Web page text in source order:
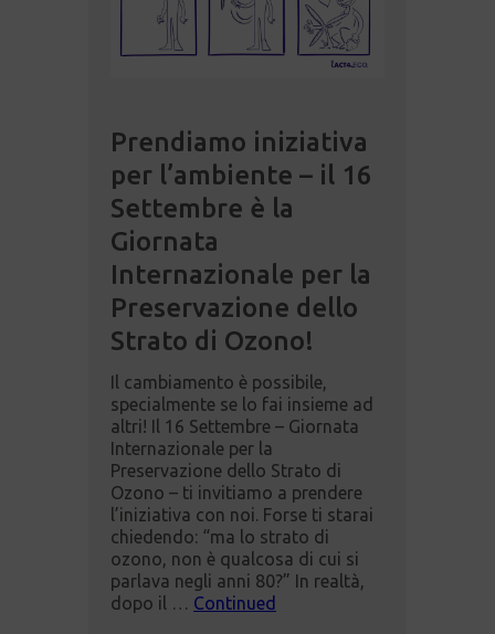
Prendiamo iniziativa
per l’ambiente – il 16
Settembre è la
Giornata
Internazionale per la
Preservazione dello
Strato di Ozono!
Il cambiamento è possibile,
specialmente se lo fai insieme ad
altri! Il 16 Settembre – Giornata
Internazionale per la
Preservazione dello Strato di
Ozono – ti invitiamo a prendere
l’iniziativa con noi. Forse ti starai
chiedendo: “ma lo strato di
ozono, non è qualcosa di cui si
parlava negli anni 80?” In realtà,
dopo il … Continued